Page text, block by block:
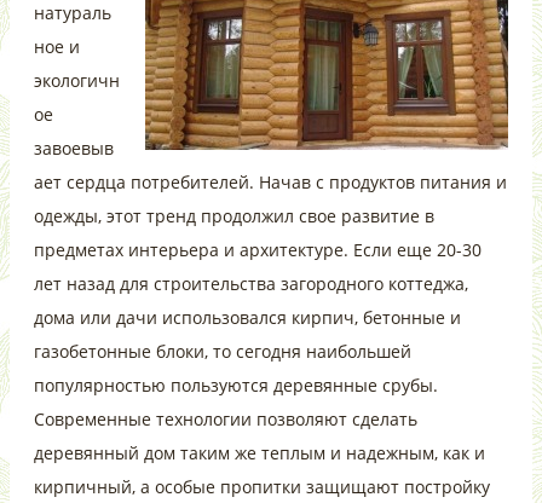
натураль
ное и
экологичн
ое
завоевыв
ает сердца потребителей. Начав с продуктов питания и
одежды, этот тренд продолжил свое развитие в
предметах интерьера и архитектуре. Если еще 20-30
лет назад для строительства загородного коттеджа,
дома или дачи использовался кирпич, бетонные и
газобетонные блоки, то сегодня наибольшей
популярностью пользуются деревянные срубы.
Современные технологии позволяют сделать
деревянный дом таким же теплым и надежным, как и
кирпичный, а особые пропитки защищают постройку